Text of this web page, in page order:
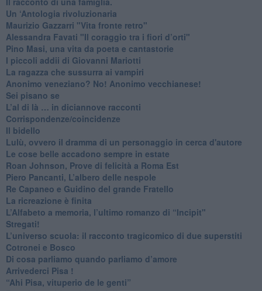
Un ‘Antologia rivoluzionaria
​Maurizio Gazzarri "Vita fronte retro"
​Alessandra Favati "Il coraggio tra i fiori d’orti"
​Pino Masi, una vita da poeta e cantastorie
​I piccoli addii di Giovanni Mariotti
​La ragazza che sussurra ai vampiri
​Anonimo veneziano? No! Anonimo vecchianese!
​Sei pisano se
​L’al di là … in diciannove racconti
Corrispondenze/coincidenze
Il bidello
Lulù, ovvero il dramma di un personaggio in cerca d'autore
Le cose belle accadono sempre in estate
Roan Johnson, Prove di felicità a Roma Est
Piero Pancanti, L’albero delle nespole
Re Capaneo e Guidino del grande Fratello
La ricreazione è finita
​L’Alfabeto a memoria, l’ultimo romanzo di “Incipit"
​Stregati!
L’universo scuola: il racconto tragicomico di due superstiti
Cotronei e Bosco
Di cosa parliamo quando parliamo d’amore
Arrivederci Pisa !
​“Ahi Pisa, vituperio de le genti”